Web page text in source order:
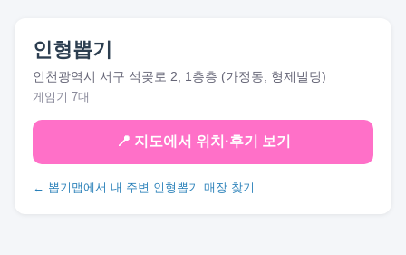
인형뽑기
인천광역시 서구 석곶로 2, 1층층 (가정동, 형제빌딩)
게임기 7대
📍 지도에서 위치·후기 보기
← 뽑기맵에서 내 주변 인형뽑기 매장 찾기